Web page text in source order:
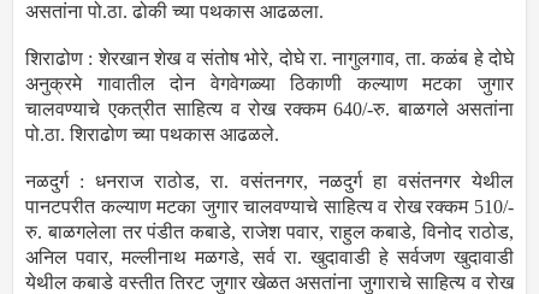
असतांना पो.ठा. ढोकी च्या पथकास आढळला.
शिराढोण : शेरखान शेख व संतोष भोरे, दोघे रा. नागुलगाव, ता. कळंब हे दोघे
अनुक्रमे गावातील दोन वेगवेगळ्या ठिकाणी कल्याण मटका जुगार
चालवण्याचे एकत्रीत साहित्य व रोख रक्कम 640/-रु. बाळगले असतांना
पो.ठा. शिराढोण च्या पथकास आढळले.
नळदुर्ग : धनराज राठोड, रा. वसंतनगर, नळदुर्ग हा वसंतनगर येथील
पानटपरीत कल्याण मटका जुगार चालवण्याचे साहित्य व रोख रक्कम 510/-
रु. बाळगलेला तर पंडीत कबाडे, राजेश पवार, राहुल कबाडे, विनोद राठोड,
अनिल पवार, मल्लीनाथ मळगडे, सर्व रा. खुदावाडी हे सर्वजण खुदावाडी
येथील कबाडे वस्तीत तिरट जुगार खेळत असतांना जुगाराचे साहित्य व रोख